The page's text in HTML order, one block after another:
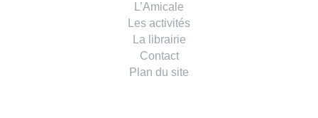
L’Amicale
Les activités
La librairie
Contact
Plan du site